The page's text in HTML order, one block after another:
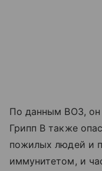
По данным ВОЗ, он
Грипп B также
пожилых людей и
иммунитетом, и